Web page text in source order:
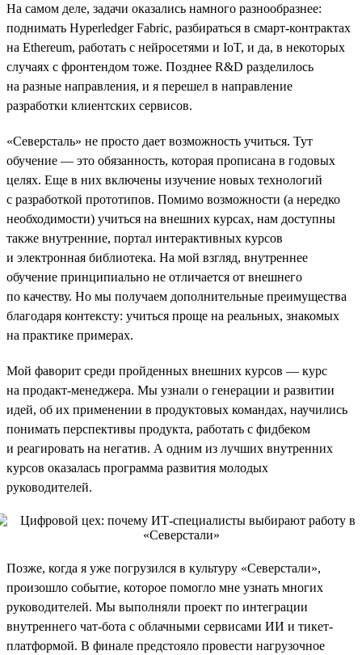
На самом деле, задачи оказались намного разнообразнее:
поднимать Hyperledger Fabric, разбираться в смарт-контрактах
на Ethereum, работать с нейросетями и IoT, и да, в некоторых
случаях с фронтендом тоже. Позднее R&D разделилось
на разные направления, и я перешел в направление
разработки клиентских сервисов.
«Северсталь» не просто дает возможность учиться. Тут
обучение — это обязанность, которая прописана в годовых
целях. Еще в них включены изучение новых технологий
с разработкой прототипов. Помимо возможности (а нередко
необходимости) учиться на внешних курсах, нам доступны
также внутренние, портал интерактивных курсов
и электронная библиотека. На мой взгляд, внутреннее
обучение принципиально не отличается от внешнего
по качеству. Но мы получаем дополнительные преимущества
благодаря контексту: учиться проще на реальных, знакомых
на практике примерах.
Мой фаворит среди пройденных внешних курсов — курс
на продакт-менеджера. Мы узнали о генерации и развитии
идей, об их применении в продуктовых командах, научились
понимать перспективы продукта, работать с фидбеком
и реагировать на негатив. А одним из лучших внутренних
курсов оказалась программа развития молодых
руководителей.
Позже, когда я уже погрузился в культуру «Северстали»,
произошло событие, которое помогло мне узнать многих
руководителей. Мы выполняли проект по интеграции
внутреннего чат-бота с облачными сервисами ИИ и тикет-
платформой. В финале предстояло провести нагрузочное